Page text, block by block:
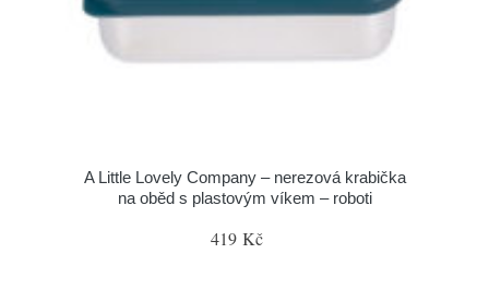
A Little Lovely Company – nerezová krabička
na oběd s plastovým víkem – roboti
419 Kč